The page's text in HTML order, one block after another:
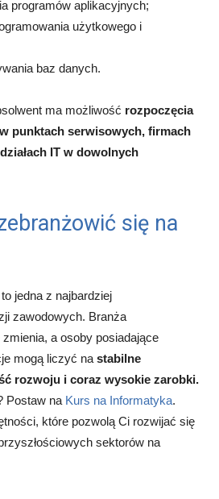
programów aplikacyjnych;
użytkowego i
baz danych.
ma możliwość rozpoczęcia
punktach serwisowych, firmach
IT w dowolnych
się na
jedna z najbardziej
zawodowych. Branża
a osoby posiadające
mogą liczyć na stabilne
rozwoju i coraz wysokie zarobki.
Postaw na Kurs na Informatyka.
które pozwolą Ci rozwijać się
sektorów na